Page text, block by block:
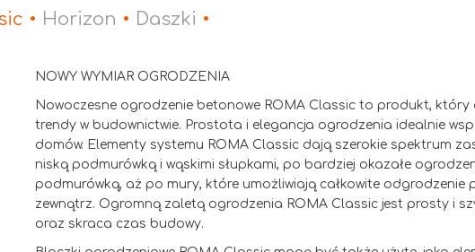
• Horizon • Daszki •
NOWY WYMIAR OGRODZENIA
Nowoczesne ogrodzenie betonowe ROMA Classic to produkt,
trendy w budownictwie. Prostota i elegancja ogrodzenia idealnie
domów. Elementy systemu ROMA Classic dają szerokie spektrum
niską podmurówką i wąskimi słupkami, po bardziej okazałe
podmurówką, aż po mury, które umożliwiają całkowite
zewnątrz. Ogromną zaletą ogrodzenia ROMA Classic jest prosty i
oraz skraca czas budowy.